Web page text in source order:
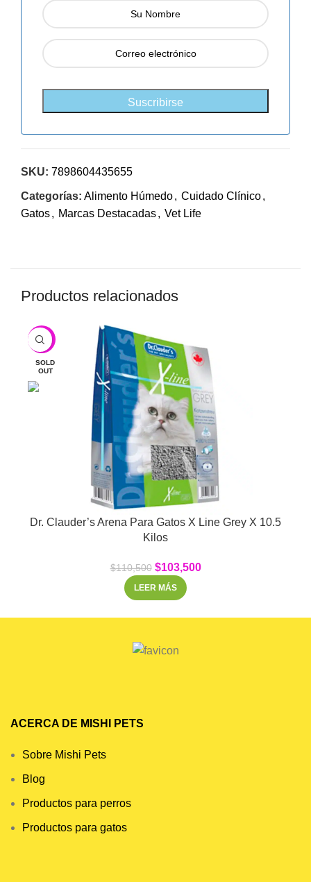
SKU: 7898604435655
Categorías: Alimento Húmedo, Cuidado Clínico,
Gatos, Marcas Destacadas, Vet Life
Productos relacionados
-6%
SOLD
OUT
Dr. Clauder’s Arena Para Gatos X Line Grey X 10.5
Kilos
$110,500 $103,500
LEER MÁS
ACERCA DE MISHI PETS
Sobre Mishi Pets
Blog
Productos para perros
Productos para gatos